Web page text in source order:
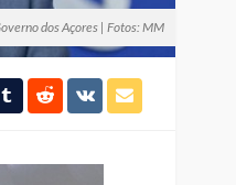
dos Açores | Fotos: MM